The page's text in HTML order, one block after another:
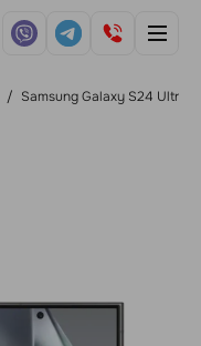
/ Samsung Galaxy S24 Ultra